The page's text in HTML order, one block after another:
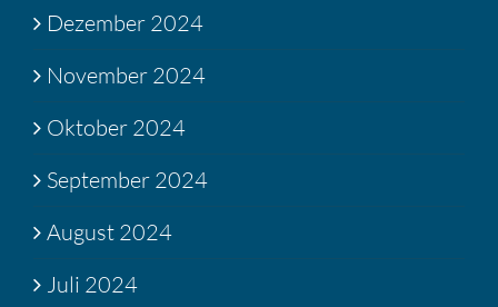
Dezember 2024
November 2024
Oktober 2024
September 2024
August 2024
Juli 2024